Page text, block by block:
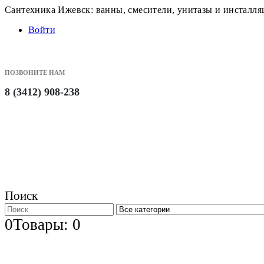
Сантехника Ижевск: ванны, смесители, унитазы и
Войти
ПОЗВОНИТЕ НАМ
8 (3412) 908-238
Поиск
0Товары: 0